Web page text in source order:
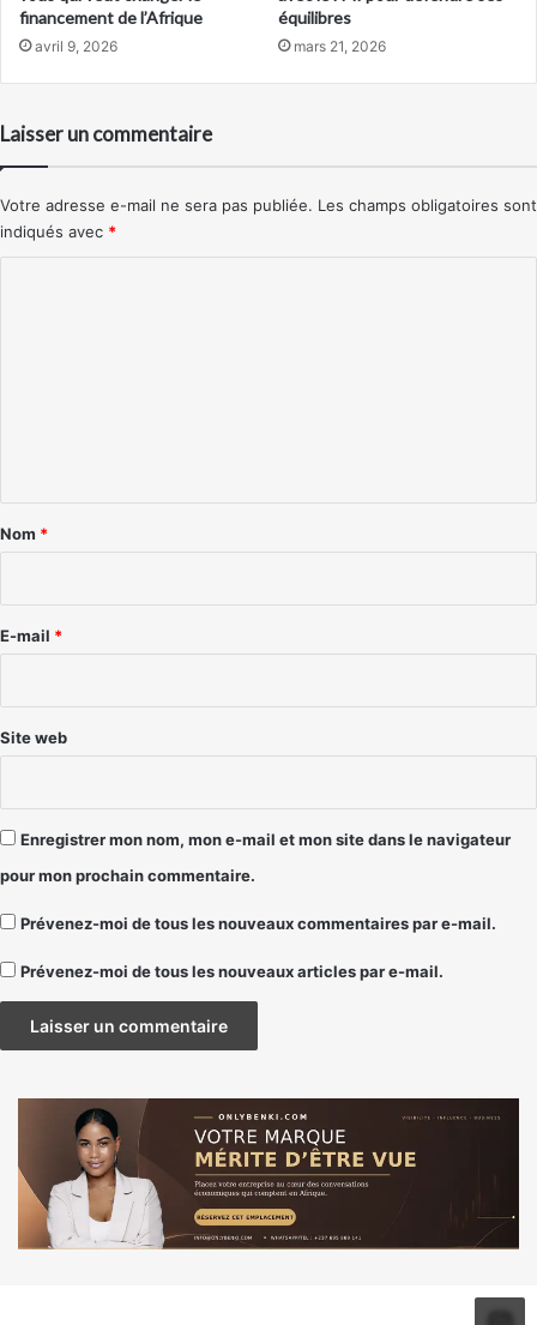
financement de l’Afrique
avril 9, 2026
équilibres
mars 21, 2026
Laisser un commentaire
Votre adresse e-mail ne sera pas publiée. Les champs obligatoires sont
indiqués avec *
a
e
Nom *
E-mail *
Site web
Enregistrer mon nom, mon e-mail et mon site dans le navigateur
pour mon prochain commentaire.
Prévenez-moi de tous les nouveaux commentaires par e-mail.
Prévenez-moi de tous les nouveaux articles par e-mail.